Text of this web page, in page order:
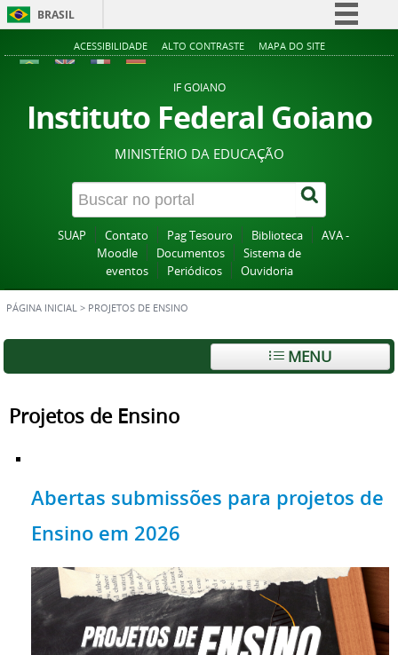
BRASIL
Simplifique!
Acesso à informação
Legislação
Canais
ACESSIBILIDADE ALTO CONTRASTE MAPA DO SITE
IF GOIANO
Instituto Federal Goiano
MINISTÉRIO DA EDUCAÇÃO
SUAP Contato Pag Tesouro Biblioteca
AVA -
Moodle
Documentos
Sistema de
eventos
Periódicos Ouvidoria
PÁGINA INICIAL > PROJETOS DE ENSINO
MENU
Projetos de Ensino
Abertas submissões para projetos de
Ensino em 2026